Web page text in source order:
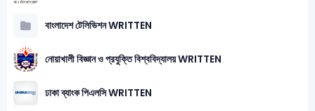
বাংলাদেশ টেলিভিশন WRITTEN
নোয়াখালী বিজ্ঞান ও প্রযুক্তি বিশ্ববিদ্যালয় WRITTEN
ঢাকা ব্যাংক পিএলসি WRITTEN